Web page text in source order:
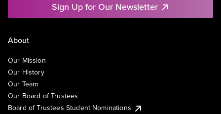
Sign Up for Our Newsletter
About
Our Mission
Our History
Our Team
Our Board of Trustees
Board of Trustees Student Nominations